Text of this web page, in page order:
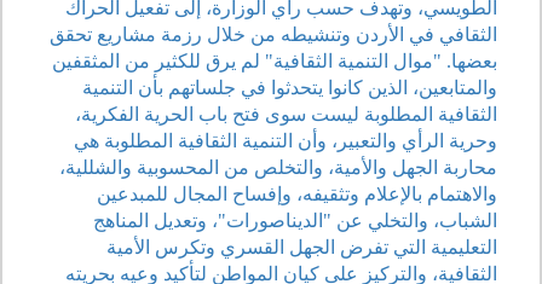
الطويسي، وتهدف حسب راي الوزارة، إلى تفعيل الحراك
الثقافي في الأردن وتنشيطه من خلال رزمة مشاريع تحقق
بعضها. "موال التنمية الثقافية" لم يرق للكثير من المثقفين
والمتابعين، الذين كانوا يتحدثوا في جلساتهم بأن التنمية
الثقافية المطلوبة ليست سوى فتح باب الحرية الفكرية،
وحرية الرأي والتعبير، وأن التنمية الثقافية المطلوبة هي
محاربة الجهل والأمية، والتخلص من المحسوبية والشللية،
والاهتمام بالإعلام وتثقيفه، وإفساح المجال للمبدعين
الشباب، والتخلي عن "الديناصورات"، وتعديل المناهج
التعليمية التي تفرض الجهل القسري وتكرس الأمية
الثقافية، والتركيز على كيان المواطن لتأكيد وعيه بحريته